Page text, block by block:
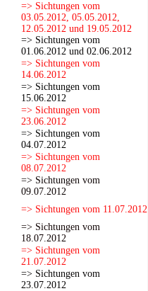
=> Sichtungen vom
03.05.2012, 05.05.2012,
12.05.2012 und 19.05.2012
=> Sichtungen vom
01.06.2012 und 02.06.2012
=> Sichtungen vom
14.06.2012
=> Sichtungen vom
15.06.2012
=> Sichtungen vom
23.06.2012
=> Sichtungen vom
04.07.2012
=> Sichtungen vom
08.07.2012
=> Sichtungen vom
09.07.2012
=> Sichtungen vom 11.07.2012
=> Sichtungen vom
18.07.2012
=> Sichtungen vom
21.07.2012
=> Sichtungen vom
23.07.2012